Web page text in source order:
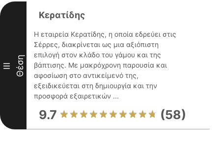
III Θέση
Κερατίδης
Η εταιρεία Κερατίδης, η οποία εδρεύει στις
Σέρρες, διακρίνεται ως μια αξιόπιστη
επιλογή στον κλάδο του γάμου και της
βάπτισης. Με μακρόχρονη παρουσία και
αφοσίωση στο αντικείμενό της,
εξειδικεύεται στη δημιουργία και την
προσφορά εξαιρετικών ...
9.7 (58)